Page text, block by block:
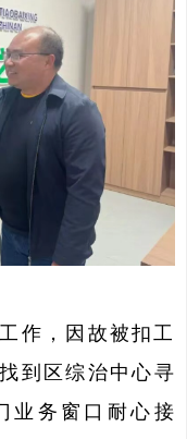
作，因故被扣工
到区综治中心寻
业务窗口耐心接